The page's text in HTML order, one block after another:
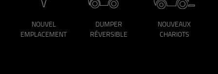
NOUVEL
EMPLACEMENT
DUMPER
RÉVERSIBLE
NOUVEAUX
CHARIOTS